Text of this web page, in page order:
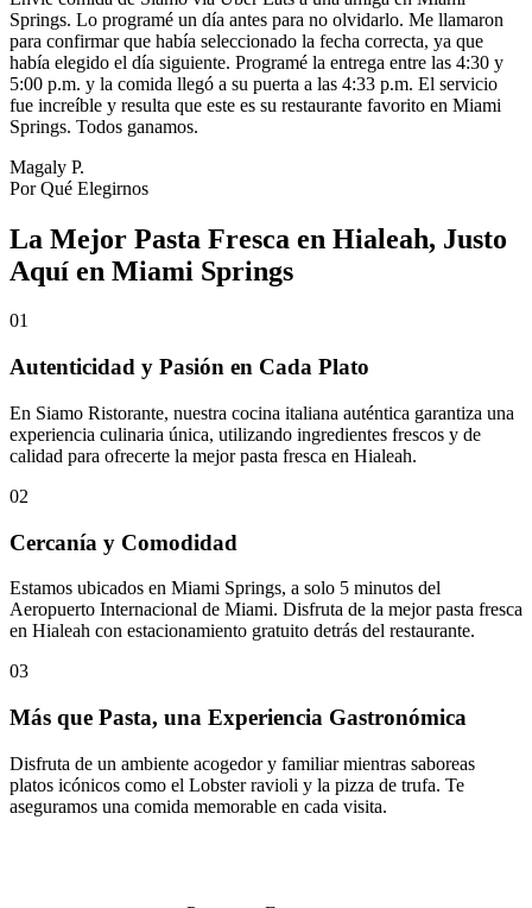
Springs. Lo programé un día antes para no olvidarlo. Me llamaron
para confirmar que había seleccionado la fecha correcta, ya que
había elegido el día siguiente. Programé la entrega entre las 4:30 y
5:00 p.m. y la comida llegó a su puerta a las 4:33 p.m. El servicio
fue increíble y resulta que este es su restaurante favorito en Miami
Springs. Todos ganamos.
Magaly P.
Por Qué Elegirnos
La Mejor Pasta Fresca en Hialeah, Justo
Aquí en Miami Springs
01
Autenticidad y Pasión en Cada Plato
En Siamo Ristorante, nuestra cocina italiana auténtica garantiza una
experiencia culinaria única, utilizando ingredientes frescos y de
calidad para ofrecerte la mejor pasta fresca en Hialeah.
02
Cercanía y Comodidad
Estamos ubicados en Miami Springs, a solo 5 minutos del
Aeropuerto Internacional de Miami. Disfruta de la mejor pasta fresca
en Hialeah con estacionamiento gratuito detrás del restaurante.
03
Más que Pasta, una Experiencia Gastronómica
Disfruta de un ambiente acogedor y familiar mientras saboreas
platos icónicos como el Lobster ravioli y la pizza de trufa. Te
aseguramos una comida memorable en cada visita.